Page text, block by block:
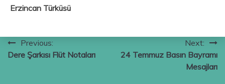
Erzincan Türküsü
Yazı
gezinmesi
Previous:
Dere Şarkısı Flüt Notaları
Next:
24 Temmuz Basın Bayramı
Mesajları